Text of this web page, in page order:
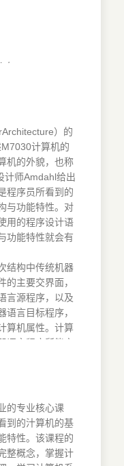
影响
）的
计算机的
机的外貌，也称
计师Amdahl给出
程序员所看到的
与功能特性。对
用的程序设计语
功能特性就会有
构中传统机器
的主要交界面，
言源程序，以及
语言目标程序，
算机属性。计算
语言程序所能实
、寻址方式等密
、指令系统、
集成系统。现代
问题可能需要
的性质有关。
使用不同的高
专业核心课
到的汁算机的基
特性。该课程的
整概念，掌握计